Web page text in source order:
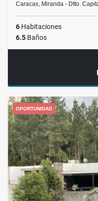
Caracas, Miranda - Dtto.
6 Habitaciones
6.5 Baños
OPORTUNIDAD